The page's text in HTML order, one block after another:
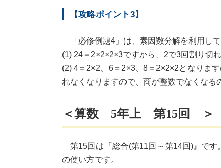
【攻略ポイント3】
「必修例題4」は、素因数分解を利用して
(1) 24＝2×2×2×3ですから、2で3回割り切
(2) 4＝2×2、6＝2×3、8＝2×2×2となりま
れなくなりますので、商が整数でなくなる
＜算数 5年上 第15回 ＞
第15回は『総合(第11回～第14回)』です
の使い方です。